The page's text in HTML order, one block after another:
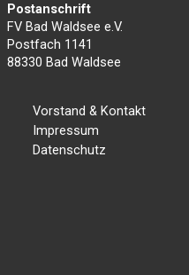
Postanschrift
FV Bad Waldsee e.V.
Postfach 1141
88330 Bad Waldsee
Vorstand & Kontakt
Impressum
Datenschutz